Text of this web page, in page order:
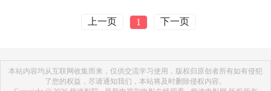
上一页 1 下一页
本站内容均从互联网收集而来，仅供交流学习使用，版权归原创者所有如有侵犯
了您的权益，尽请通知我们，本站将及时删除侵权内容。